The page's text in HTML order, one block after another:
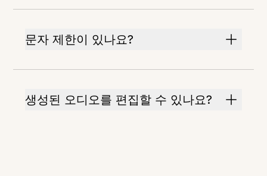
문자 제한이 있나요?
생성된 오디오를 편집할 수 있나요?